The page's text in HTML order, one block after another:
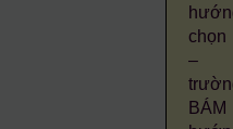
chọn
–